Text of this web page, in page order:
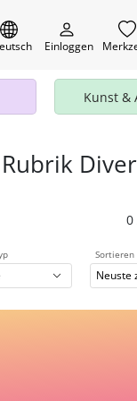
Einloggen
Kunst &
0
Sortieren
Neuste